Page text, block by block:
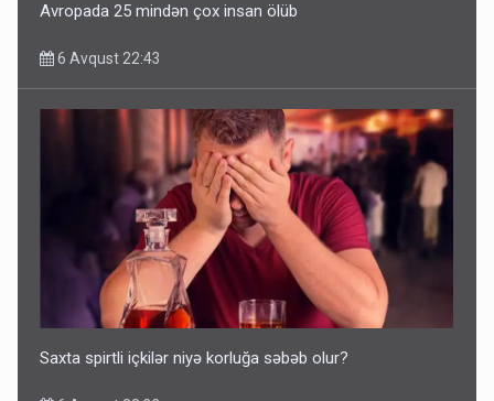
Avropada 25 mindən çox insan ölüb
6 Avqust 22:43
Saxta spirtli içkilər niyə korluğa səbəb olur?